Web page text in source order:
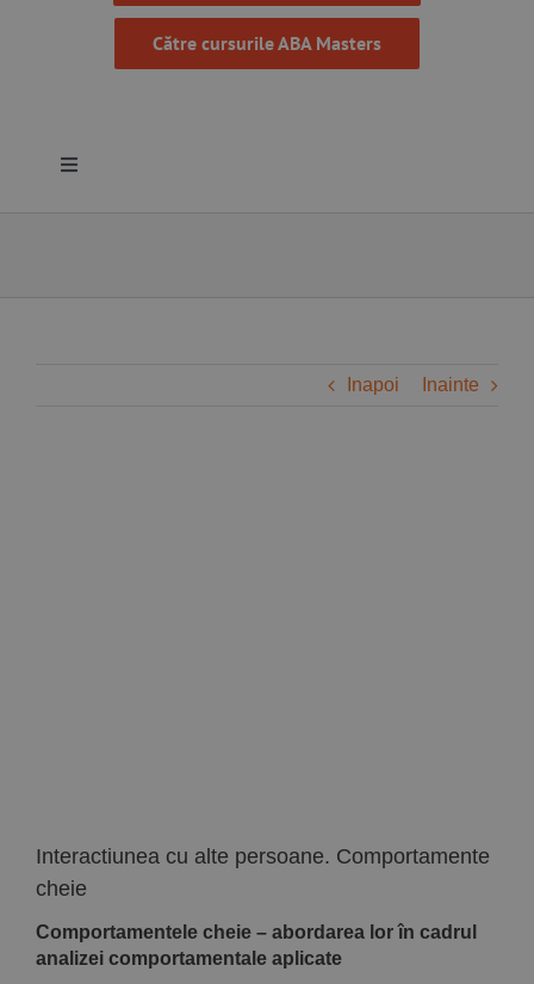
Către cursurile ABA Masters
Toggle
Inapoi Inainte
Interactiunea cu alte persoane. Comportamente
cheie
Comportamentele cheie – abordarea lor în cadrul
analizei comportamentale aplicate